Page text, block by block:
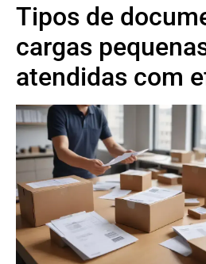
Tipos de
cargas
atendidas com